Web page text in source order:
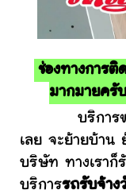
ช่องทางการติ
มากมายครั
บริการขนย้า
เลย จะย้ายบ้าน
บริษัท ทางเราก็
บริการรถรับจ้าง